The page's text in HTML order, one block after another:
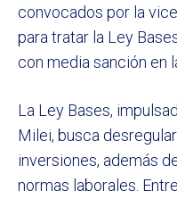
convocados por la
para tratar la Ley
con media sanción en
La Ley Bases,
Milei, busca
inversiones, además
normas laborales.